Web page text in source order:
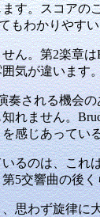
す。スコアの
もわかりやす
。第2楽章は
気が違います
される機会の
れません。
感じあってい
のは、これ
5交響曲の後
わず旋律に